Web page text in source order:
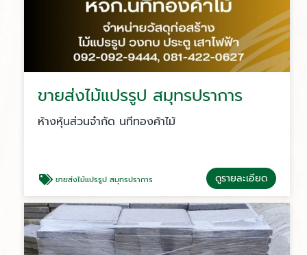
ขายส่งไม้แปรรูป สมุทรปราการ
ห้างหุ้นส่วนจำกัด นทีทองค้าไม้
ขายส่งไม้แปรรูป สมุทรปราการ ดูรายละเอียด